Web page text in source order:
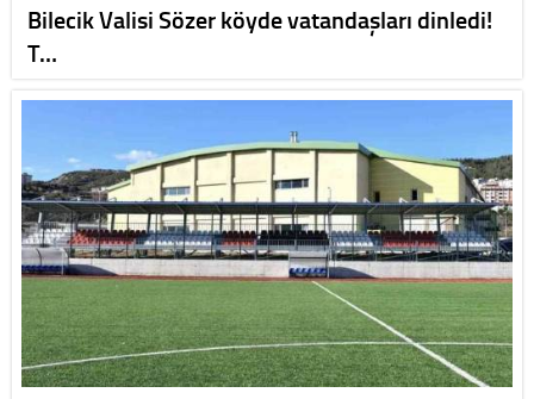
Bilecik Valisi Sözer köyde vatandaşları dinledi!
T…